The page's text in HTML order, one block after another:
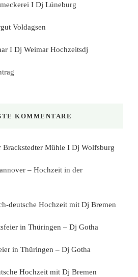
I Dj Lüneburg
Voldagsen
I Dj Weimar Hochzeitsdj
KOMMENTARE
Brackstedter Mühle I Dj Wolfsburg
– Hochzeit in der
deutsche Hochzeit mit Dj Bremen
in Thüringen – Dj Gotha
in Thüringen – Dj Gotha
Hochzeit mit Dj Bremen